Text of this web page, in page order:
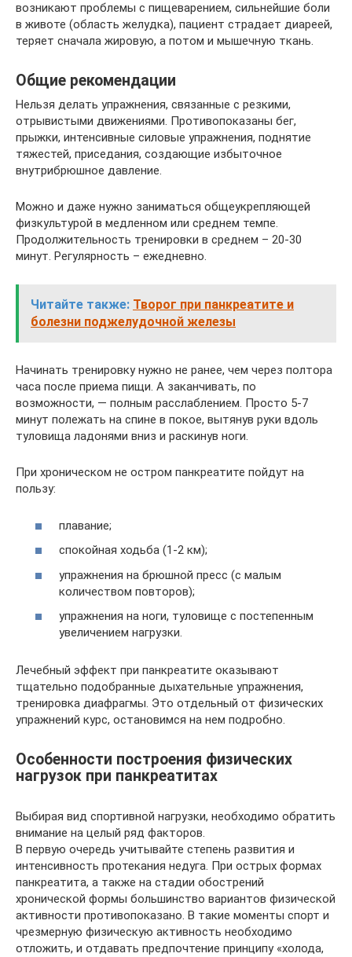
возникают проблемы с пищеварением, сильнейшие боли
в животе (область желудка), пациент страдает диареей,
теряет сначала жировую, а потом и мышечную ткань.
Общие рекомендации
Нельзя делать упражнения, связанные с резкими,
отрывистыми движениями. Противопоказаны бег,
прыжки, интенсивные силовые упражнения, поднятие
тяжестей, приседания, создающие избыточное
внутрибрюшное давление.
Можно и даже нужно заниматься общеукрепляющей
физкультурой в медленном или среднем темпе.
Продолжительность тренировки в среднем – 20-30
минут. Регулярность – ежедневно.
Читайте также: Творог при панкреатите и
болезни поджелудочной железы
Начинать тренировку нужно не ранее, чем через полтора
часа после приема пищи. А заканчивать, по
возможности, — полным расслаблением. Просто 5-7
минут полежать на спине в покое, вытянув руки вдоль
туловища ладонями вниз и раскинув ноги.
При хроническом не остром панкреатите пойдут на
пользу:
плавание;
спокойная ходьба (1-2 км);
упражнения на брюшной пресс (с малым
количеством повторов);
упражнения на ноги, туловище с постепенным
увеличением нагрузки.
Лечебный эффект при панкреатите оказывают
тщательно подобранные дыхательные упражнения,
тренировка диафрагмы. Это отдельный от физических
упражнений курс, остановимся на нем подробно.
Особенности построения физических
нагрузок при панкреатитах
Выбирая вид спортивной нагрузки, необходимо обратить
внимание на целый ряд факторов.
В первую очередь учитывайте степень развития и
интенсивность протекания недуга. При острых формах
панкреатита, а также на стадии обострений
хронической формы большинство вариантов физической
активности противопоказано. В такие моменты спорт и
чрезмерную физическую активность необходимо
отложить, и отдавать предпочтение принципу «холода,